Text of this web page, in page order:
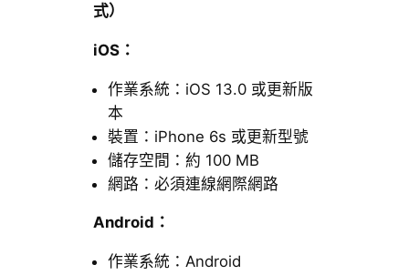
式）
iOS：
作業系統：iOS 13.0 或更新版
本
裝置：iPhone 6s 或更新型號
儲存空間：約 100 MB
網路：必須連線網際網路
Android：
作業系統：Android